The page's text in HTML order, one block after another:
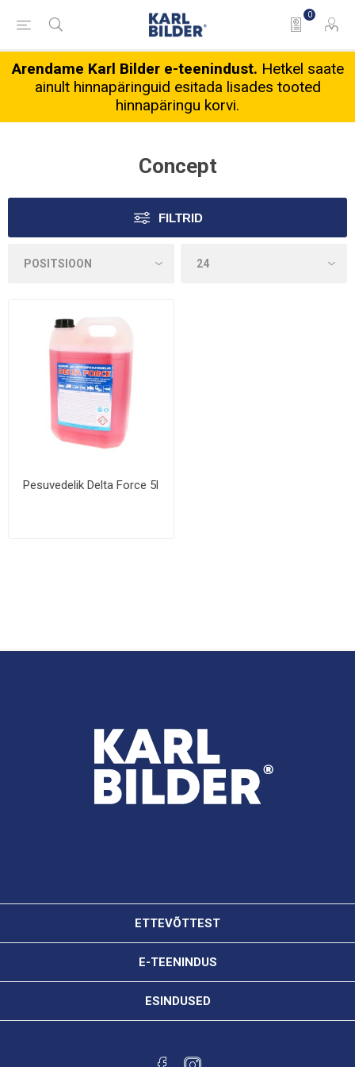
0
Arendame Karl Bilder e-teenindust. Hetkel saate
ainult hinnapäringuid esitada lisades tooted
hinnapäringu korvi.
Concept
FILTRID
Pesuvedelik Delta Force 5l
ETTEVÕTTEST
E-TEENINDUS
ESINDUSED